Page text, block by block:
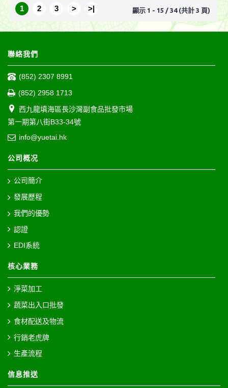
1 2 3 > >| 顯示 1 - 15 / 34 (共計 3 頁)
聯絡我們
(852) 2307 8991
(852) 2958 1713
西九龍填海區長沙灣副食品批發市場
第一期第八街B33-34號
info@yuetai.hk
公司概况
公司簡介
發展歷程
我們的優勢
認證
EDI系統
核心業務
淨菜加工
蔬菜出入口批發
食材配送及物流
行銷老虎牌
生產流程
信息推送